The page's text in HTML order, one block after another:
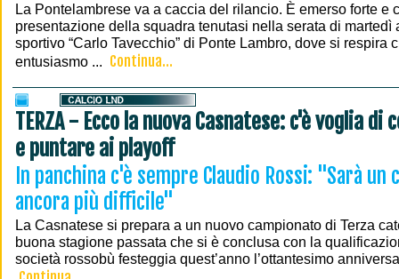
La Pontelambrese va a caccia del rilancio. È emerso forte e
presentazione della squadra tenutasi nella serata di martedì
sportivo “Carlo Tavecchio” di Ponte Lambro, dove si respira
entusiasmo ... Continua...
TERZA - Ecco la nuova Casnatese: c'è voglia di
e puntare ai playoff
In panchina c'è sempre Claudio Rossi: "Sarà un
ancora più difficile"
La Casnatese si prepara a un nuovo campionato di Terza
buona stagione passata che si è conclusa con la
società rossobù festeggia quest’anno l’ottantesimo